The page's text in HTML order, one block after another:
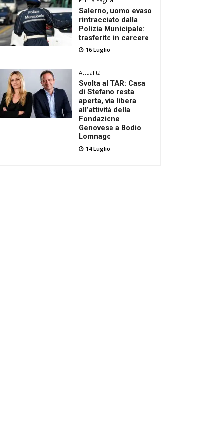
Salerno, uomo evaso
rintracciato dalla
Polizia Municipale:
trasferito in carcere
16 Luglio
Attualità
Svolta al TAR: Casa
di Stefano resta
aperta, via libera
all’attività della
Fondazione
Genovese a Bodio
Lomnago
14 Luglio